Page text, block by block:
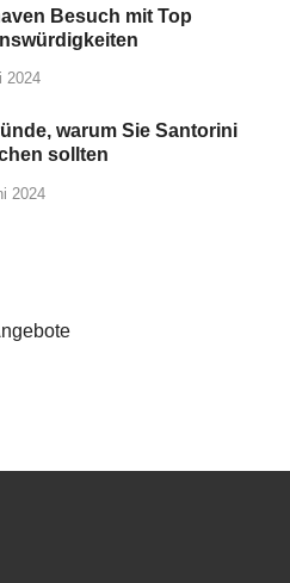
Besuch mit Top
2024
warum Sie Santorini
sollten
2024